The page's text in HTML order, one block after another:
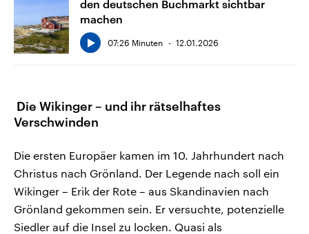
den deutschen Buchmarkt sichtbar
machen
07:26 Minuten 12.01.2026
Die Wikinger – und ihr rätselhaftes
Verschwinden
Die ersten Europäer kamen im 10. Jahrhundert nach
Christus nach Grönland. Der Legende nach soll ein
Wikinger – Erik der Rote – aus Skandinavien nach
Grönland gekommen sein. Er versuchte, potenzielle
Siedler auf die Insel zu locken. Quasi als